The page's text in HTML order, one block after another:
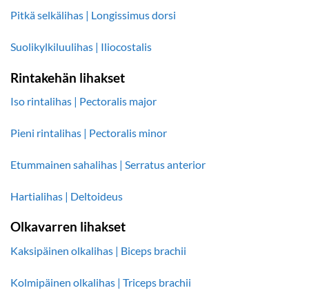
Pitkä selkälihas | Longissimus dorsi
Suolikylkiluulihas | Iliocostalis
Rintakehän lihakset
Iso rintalihas | Pectoralis major
Pieni rintalihas | Pectoralis minor
Etummainen sahalihas | Serratus anterior
Hartialihas | Deltoideus
Olkavarren lihakset
Kaksipäinen olkalihas | Biceps brachii
Kolmipäinen olkalihas | Triceps brachii